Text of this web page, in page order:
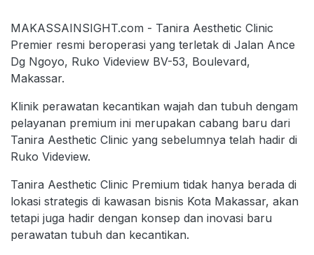
MAKASSAINSIGHT.com - Tanira Aesthetic Clinic
Premier resmi beroperasi yang terletak di Jalan Ance
Dg Ngoyo, Ruko Videview BV-53, Boulevard,
Makassar.
Klinik perawatan kecantikan wajah dan tubuh dengam
pelayanan premium ini merupakan cabang baru dari
Tanira Aesthetic Clinic yang sebelumnya telah hadir di
Ruko Videview.
Tanira Aesthetic Clinic Premium tidak hanya berada di
lokasi strategis di kawasan bisnis Kota Makassar, akan
tetapi juga hadir dengan konsep dan inovasi baru
perawatan tubuh dan kecantikan.